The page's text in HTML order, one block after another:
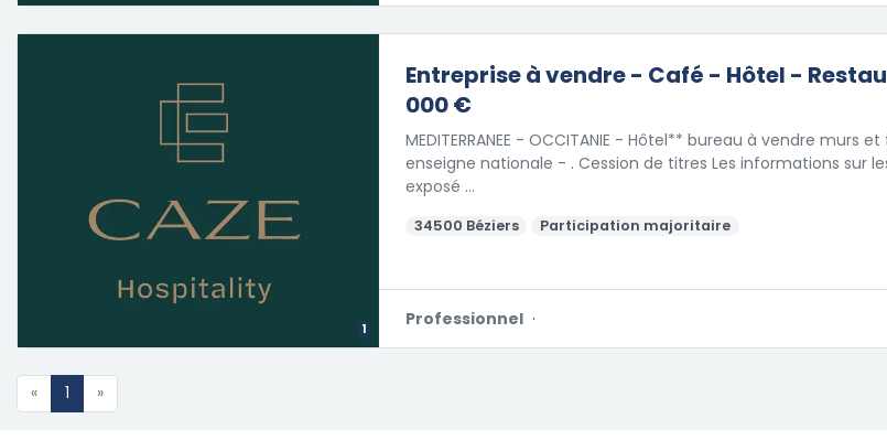
1
Entreprise à vendre - Café - Hôtel -
000 €
MEDITERRANEE - OCCITANIE - Hôtel** bureau à vendre murs
enseigne nationale - . Cession de titres Les informations sur
exposé …
34500 Béziers Participation majoritaire
Professionnel ·
« 1 »